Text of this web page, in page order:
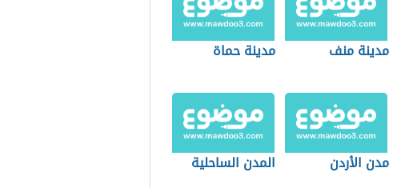
مدينة منف مدينة حماة
مدن الأردن المدن الساحلية